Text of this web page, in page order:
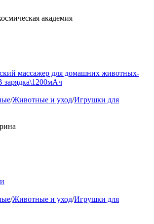
академия
массажер для домашних животных-
зарядка\1200мАч
/Животные и уход/Игрушки для
/Животные и уход/Игрушки для